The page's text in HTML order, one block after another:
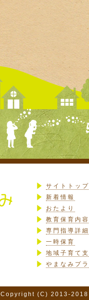
サイトトップ
新着情報
おたより
教育保育内
専門指導詳細
一時保育
地域子育て
やまなみプ
Copyright (C) 2013-